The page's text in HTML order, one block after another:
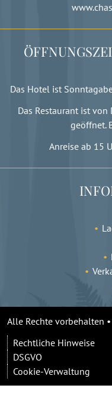
Das Hotel ist
Das Restaurant ist
geöffnet.
Anreise ab 15
Alle Rechte vorbehalten •
Rechtliche Hinweise
DSGVO
Cookie-Verwaltung